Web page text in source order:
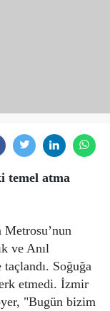
temel atma
ve Anıl
Soğuğa
etmedi. İzmir
"Bugün bizim